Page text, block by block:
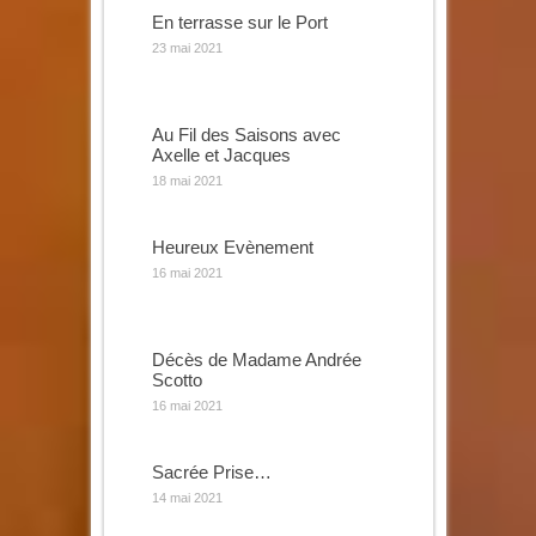
En terrasse sur le Port
23 mai 2021
Au Fil des Saisons avec
Axelle et Jacques
18 mai 2021
Heureux Evènement
16 mai 2021
Décès de Madame Andrée
Scotto
16 mai 2021
Sacrée Prise…
14 mai 2021